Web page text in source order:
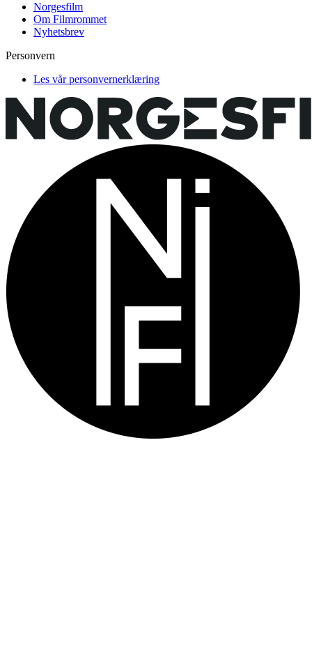
Norgesfilm
Om Filmrommet
Nyhetsbrev
Personvern
Les vår personvernerklæring